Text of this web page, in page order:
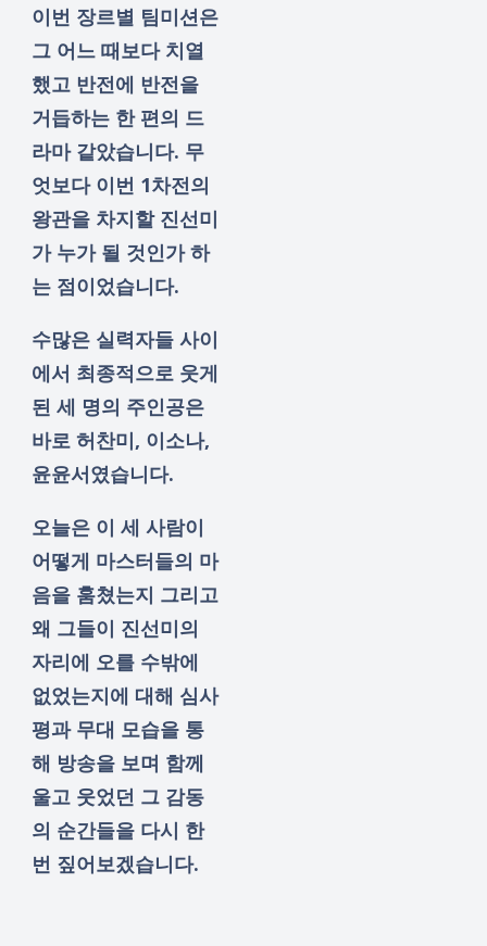
이번 장르별 팀미션은
그 어느 때보다 치열
했고 반전에 반전을
거듭하는 한 편의 드
라마 같았습니다. 무
엇보다 이번 1차전의
왕관을 차지할 진선미
가 누가 될 것인가 하
는 점이었습니다.
수많은 실력자들 사이
에서 최종적으로 웃게
된 세 명의 주인공은
바로 허찬미, 이소나,
윤윤서였습니다.
오늘은 이 세 사람이
어떻게 마스터들의 마
음을 훔쳤는지 그리고
왜 그들이 진선미의
자리에 오를 수밖에
없었는지에 대해 심사
평과 무대 모습을 통
해 방송을 보며 함께
울고 웃었던 그 감동
의 순간들을 다시 한
번 짚어보겠습니다.